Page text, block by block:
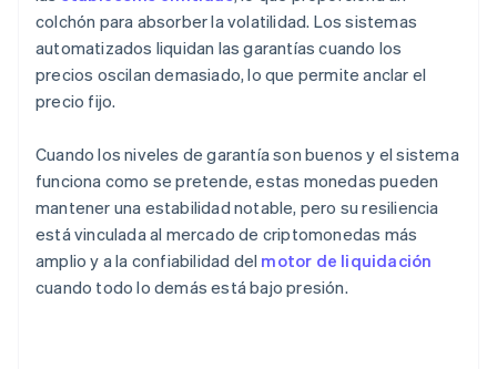
colchón para absorber la volatilidad. Los sistemas
automatizados liquidan las garantías cuando los
precios oscilan demasiado, lo que permite anclar el
precio fijo.
Cuando los niveles de garantía son buenos y el sistema
funciona como se pretende, estas monedas pueden
mantener una estabilidad notable, pero su resiliencia
está vinculada al mercado de criptomonedas más
amplio y a la confiabilidad del motor de liquidación
cuando todo lo demás está bajo presión.